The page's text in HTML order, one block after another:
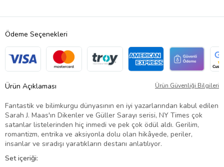
Ödeme Seçenekleri
Ürün Açıklaması Ürün Güvenliği Bilgileri
Fantastik ve bilimkurgu dünyasının en iyi yazarlarından kabul edilen
Sarah J. Maas'ın Dikenler ve Güller Sarayı serisi, NY Times çok
satanlar listelerinden hiç inmedi ve pek çok ödül aldı. Gerilim,
romantizm, entrika ve aksiyonla dolu olan hikâyede, periler,
insanlar ve sıradışı yaratıkların destanı anlatılıyor.
Set içeriği: